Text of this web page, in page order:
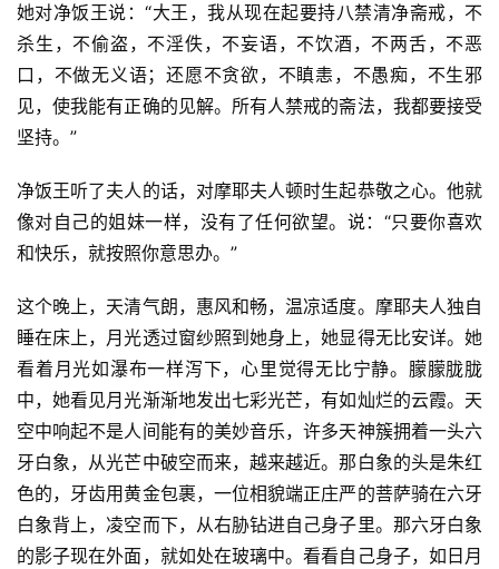
她对净饭王说：“大王，我从现在起要持八禁清净斋戒，不
杀生，不偷盗，不淫佚，不妄语，不饮酒，不两舌，不恶
口，不做无义语；还愿不贪欲，不瞋恚，不愚痴，不生邪
见，使我能有正确的见解。所有人禁戒的斋法，我都要接受
坚持。”
净饭王听了夫人的话，对摩耶夫人顿时生起恭敬之心。他就
像对自己的姐妹一样，没有了任何欲望。说：“只要你喜欢
和快乐，就按照你意思办。”
这个晚上，天清气朗，惠风和畅，温凉适度。摩耶夫人独自
睡在床上，月光透过窗纱照到她身上，她显得无比安详。她
看着月光如瀑布一样泻下，心里觉得无比宁静。朦朦胧胧
中，她看见月光渐渐地发出七彩光芒，有如灿烂的云霞。天
空中响起不是人间能有的美妙音乐，许多天神簇拥着一头六
牙白象，从光芒中破空而来，越来越近。那白象的头是朱红
色的，牙齿用黄金包裹，一位相貌端正庄严的菩萨骑在六牙
白象背上，凌空而下，从右胁钻进自己身子里。那六牙白象
的影子现在外面，就如处在玻璃中。看看自己身子，如日月